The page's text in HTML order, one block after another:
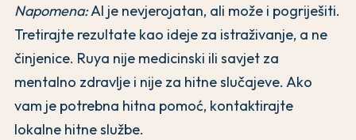
Napomena:AI je nevjerojatan, ali može i pogriješiti.
Tretirajte rezultate kao ideje za istraživanje, a ne
činjenice. Ruya nije medicinski ili savjet za
mentalno zdravlje i nije za hitne slučajeve. Ako
vam je potrebna hitna pomoć, kontaktirajte
lokalne hitne službe.